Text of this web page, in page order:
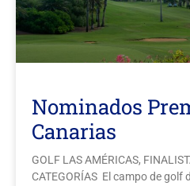
Nominados
Canarias
GOLF LAS AMÉRICAS,
CATEGORÍAS El campo de golf